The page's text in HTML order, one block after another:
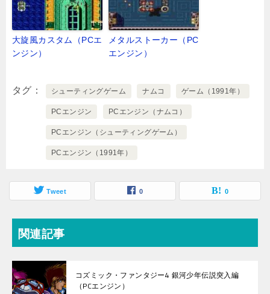
大旋風カスタム（PCエ
ンジン）
メタルストーカー（PC
エンジン）
タグ シューティングゲーム ナムコ ゲーム（1991年）
PCエンジン PCエンジン（ナムコ）
PCエンジン（シューティングゲーム）
PCエンジン（1991年）
Tweet 0 0
関連記事
コズミック・ファンタジー4 銀河少年伝説突入編
（PCエンジン）